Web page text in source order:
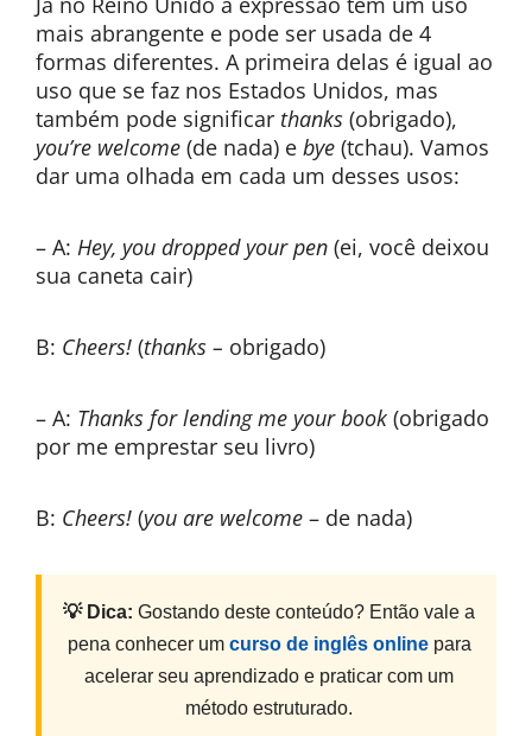
mais abrangente e pode ser usada de 4
formas diferentes. A primeira delas é igual ao
uso que se faz nos Estados Unidos, mas
também pode significar thanks (obrigado),
you’re welcome (de nada) e bye (tchau). Vamos
dar uma olhada em cada um desses usos:
– A: Hey, you dropped your pen (ei, você deixou
sua caneta cair)
B: Cheers! (thanks – obrigado)
– A: Thanks for lending me your book (obrigado
por me emprestar seu livro)
B: Cheers! (you are welcome – de nada)
💡 Dica: Gostando deste conteúdo? Então vale a
pena conhecer um curso de inglês onlinepara
acelerar seu aprendizado e praticar com um
método estruturado.